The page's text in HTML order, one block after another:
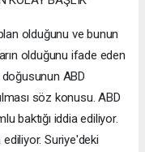
olduğunu ve bunun
olduğunu ifade eden
doğusunun ABD
söz konusu. ABD
baktığı iddia ediliyor.
ediliyor. Suriye'deki